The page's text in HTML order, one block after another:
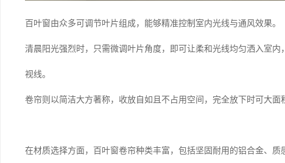
百叶窗由众多可调节叶片组成，能够精准控制室内光线与通风效果。
清晨阳光强烈时，只需微调叶片角度，即可让柔和光线均匀洒入室
视线。
卷帘则以简洁大方著称，收放自如且不占用空间，完全放下时可大
在材质选择方面，百叶窗卷帘种类丰富，包括坚固耐用的铝合金、